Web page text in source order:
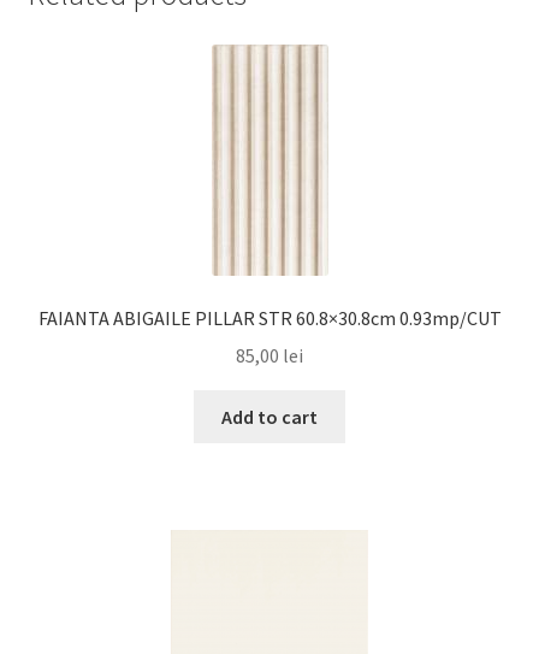
FAIANTA ABIGAILE PILLAR STR 60.8×30.8cm 0.93mp/CUT
85,00 lei
Add to cart